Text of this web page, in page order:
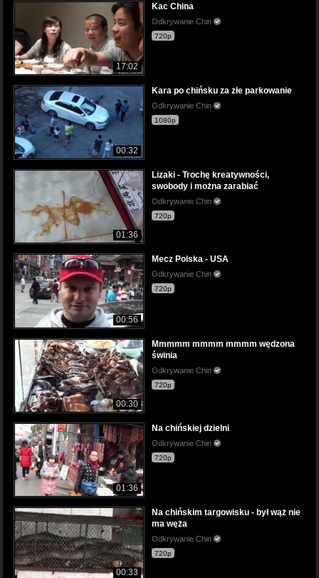
17:02
Kac China
Odkrywanie Chin
720p
00:32
Kara po chińsku za złe parkowanie
Odkrywanie Chin
1080p
01:36
Lizaki - Trochę kreatywności,
swobody i można zarabiać
Odkrywanie Chin
720p
00:56
Mecz Polska - USA
Odkrywanie Chin
720p
00:30
Mmmmm mmmm mmmm wędzona
świnia
Odkrywanie Chin
720p
01:36
Na chińskiej dzielni
Odkrywanie Chin
720p
00:33
Na chińskim targowisku - był wąż nie
ma węża
Odkrywanie Chin
720p